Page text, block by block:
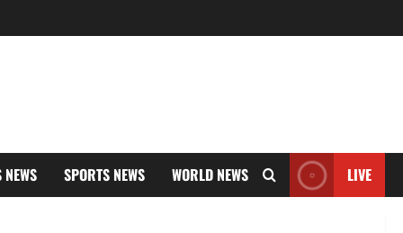
SPORTS NEWS WORLD NEWS LIVE